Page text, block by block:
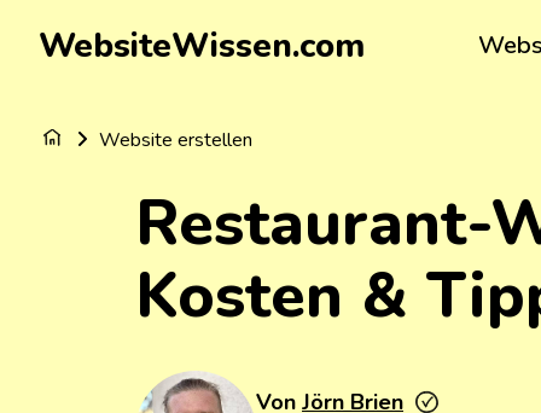
WebsiteWissen.com
Webseite
Coaching
Websites
Website
Website-
Website erstellen
Restaurant-
Kosten &
Von Jörn Brien